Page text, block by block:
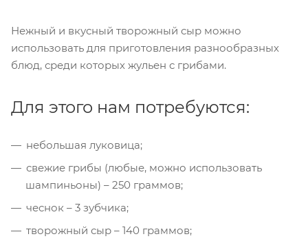
Нежный и вкусный творожный сыр можно
использовать для приготовления разнообразных
блюд, среди которых жульен с грибами.
Для этого нам потребуются:
небольшая луковица;
свежие грибы (любые, можно использовать
шампиньоны) – 250 граммов;
чеснок – 3 зубчика;
творожный сыр – 140 граммов;